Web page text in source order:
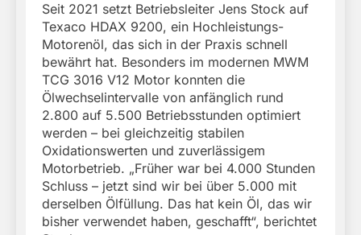
Seit 2021 setzt Betriebsleiter Jens Stock auf
Texaco HDAX 9200, ein Hochleistungs-
Motorenöl, das sich in der Praxis schnell
bewährt hat. Besonders im modernen MWM
TCG 3016 V12 Motor konnten die
Ölwechselintervalle von anfänglich rund
2.800 auf 5.500 Betriebsstunden optimiert
werden – bei gleichzeitig stabilen
Oxidationswerten und zuverlässigem
Motorbetrieb. „Früher war bei 4.000 Stunden
Schluss – jetzt sind wir bei über 5.000 mit
derselben Ölfüllung. Das hat kein Öl, das wir
bisher verwendet haben, geschafft“, berichtet